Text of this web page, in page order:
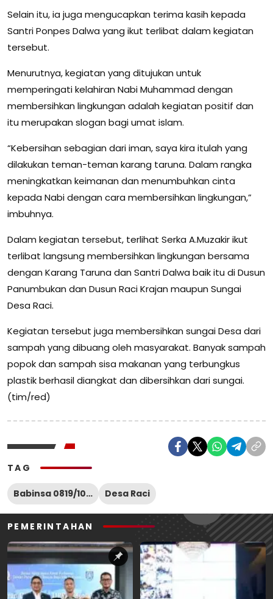
Selain itu, ia juga mengucapkan terima kasih kepada
Santri Ponpes Dalwa yang ikut terlibat dalam kegiatan
tersebut.
Menurutnya, kegiatan yang ditujukan untuk
memperingati kelahiran Nabi Muhammad dengan
membersihkan lingkungan adalah kegiatan positif dan
itu merupakan slogan bagi umat islam.
“Kebersihan sebagian dari iman, saya kira itulah yang
dilakukan teman-teman karang taruna. Dalam rangka
meningkatkan keimanan dan menumbuhkan cinta
kepada Nabi dengan cara membersihkan lingkungan,”
imbuhnya.
Dalam kegiatan tersebut, terlihat Serka A.Muzakir ikut
terlibat langsung membersihkan lingkungan bersama
dengan Karang Taruna dan Santri Dalwa baik itu di Dusun
Panumbukan dan Dusun Raci Krajan maupun Sungai
Desa Raci.
Kegiatan tersebut juga membersihkan sungai Desa dari
sampah yang dibuang oleh masyarakat. Banyak sampah
popok dan sampah sisa makanan yang terbungkus
plastik berhasil diangkat dan dibersihkan dari sungai.
(tim/red)
TAG
Babinsa 0819/10 Bangil Desa Raci
PEMERINTAHAN